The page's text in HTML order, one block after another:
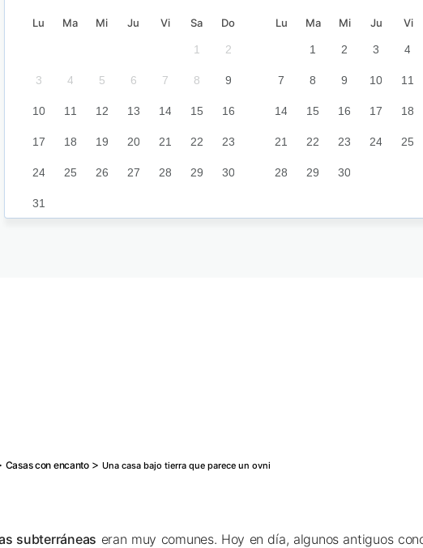
Lu Ma Mi Ju Vi Sa Do Lu Ma Mi Ju Vi
4 5
6 7 8 9 10 11 12
13 14 15 16 17 18 19
20 21 22 23 24 25 26
27 28 29 30 31
1 2
3 4 5 6 7 8 9
10 11 12 13 14 15 16
17 18 19 20 21 22 23
24 25 26 27 28 29 30
31
1 2 3 4
7 8 9 10 11
14 15 16 17 18
21 22 23 24 25
28 29 30
Casas con encanto > Una casa bajo tierra que parece un ovni
subterráneas eran muy comunes. Hoy en día, algunos antiguos